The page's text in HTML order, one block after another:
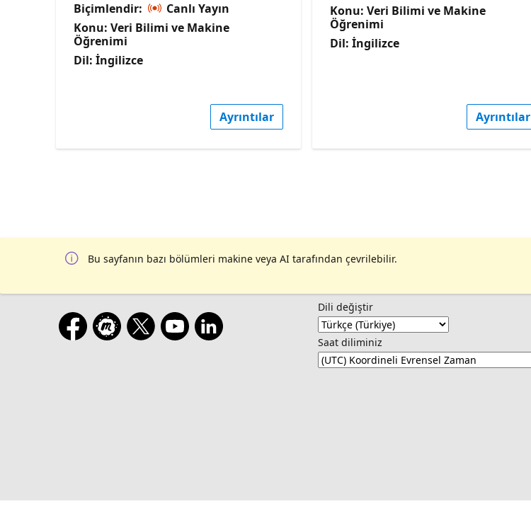
Biçimlendir:
Canlı Yayın
Konu: Veri Bilimi ve Makine
Öğrenimi
Dil: İngilizce
Ayrıntılar
Konu: Veri Bilimi ve Makine
Öğrenimi
Dil: İngilizce
Ayrıntılar
Bu sayfanın bazı bölümleri makine veya AI tarafından çevrilebilir.
Dili değiştir
Saat diliminiz